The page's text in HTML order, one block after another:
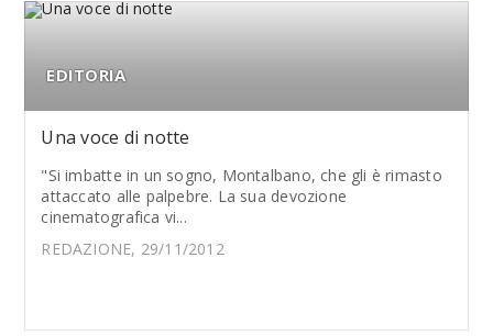
EDITORIA
Una voce di notte
"Si imbatte in un sogno, Montalbano, che gli è rimasto
attaccato alle palpebre. La sua devozione
cinematografica vi...
REDAZIONE, 29/11/2012